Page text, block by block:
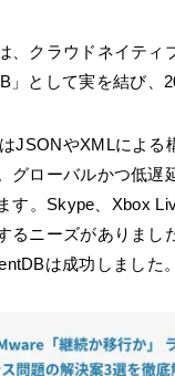
、クラウドネイテ
」として実を結び、
JSONやXMLによる
グローバルかつ低
す。Skype、Xbox
るニーズがありま
は成功しました